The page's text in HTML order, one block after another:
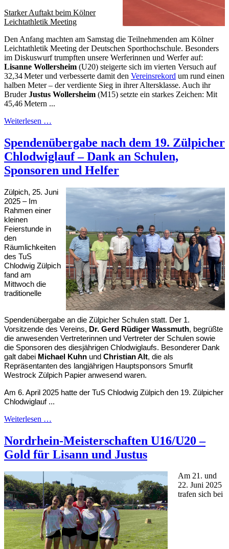
Starker Auftakt beim Kölner
Leichtathletik Meeting
Den Anfang machten am Samstag die Teilnehmenden am Kölner
Leichtathletik Meeting der Deutschen Sporthochschule. Besonders
im Diskuswurf trumpften unsere Werferinnen und Werfer auf:
Lisanne Wollersheim (U20) steigerte sich im vierten Versuch auf
32,34 Meter und verbesserte damit den Vereinsrekord um rund einen
halben Meter – der verdiente Sieg in ihrer Altersklasse. Auch ihr
BruderJustus Wollersheim (M15) setzte ein starkes Zeichen: Mit
45,46 Metern ...
Weiterlesen …
Spendenübergabe nach dem 19. Zülpicher
Chlodwiglauf – Dank an Schulen,
Sponsoren und Helfer
Zülpich, 25. Juni
2025 – Im
Rahmen einer
kleinen
Feierstunde in
den
Räumlichkeiten
des TuS
Chlodwig Zülpich
fand am
Mittwoch die
traditionelle
Spendenübergabe an die Zülpicher Schulen statt. Der 1.
Vorsitzende des Vereins, Dr. Gerd Rüdiger Wassmuth, begrüßte
die anwesenden Vertreterinnen und Vertreter der Schulen sowie
die Sponsoren des diesjährigen Chlodwiglaufs. Besonderer Dank
galt dabei Michael Kuhn und Christian Alt, die als
Repräsentanten des langjährigen Hauptsponsors Smurfit
Westrock Zülpich Papier anwesend waren.
Am 6. April 2025 hatte der TuS Chlodwig Zülpich den 19. Zülpicher
Chlodwiglauf ...
Weiterlesen …
Nordrhein-Meisterschaften U16/U20 –
Gold für Lisann und Justus
Am 21. und
22. Juni 2025
trafen sich bei